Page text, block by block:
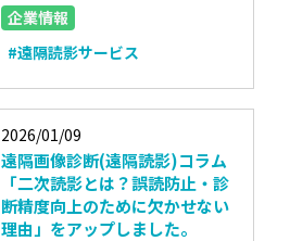
企業情報
#遠隔読影サービス
2026/01/09
遠隔画像診断(遠隔読影)コラム
「二次読影とは？誤読防止・診
断精度向上のために欠かせない
理由」をアップしました。